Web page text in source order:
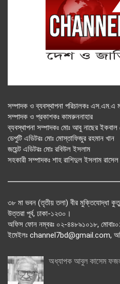
সম্পাদক ও ব্যবস্থাপনা পরিচালকঃ এস.এম.এ
সম্পাদক ও প্রকাশকঃ কামরুননাহার
ব্যবস্থাপনা সম্পাদকঃ মোঃ আবু নাছের ইকবাল
ডেপুটি এডিটরঃ মোঃ মোস্তাফিজুর রহমান খান
জয়েন্ট এডিটরঃ মোঃ রবিউল ইসলাম
সহকারী সম্পাদকঃ শাহ রাশিদুল ইসলাম রাসেল
৩৮ মা ভবন (তৃতীয় তলা) বীর মুক্তিযোদ্ধা
উত্তরা পূর্ব, ঢাকা-১২৩০।
অফিস ফোন নম্বরঃ ০২-৪৪৮৯১০১৮,
ইমেইলঃ channel7bd@gmail.com,
অধ্যাপক আবুল কাসেম